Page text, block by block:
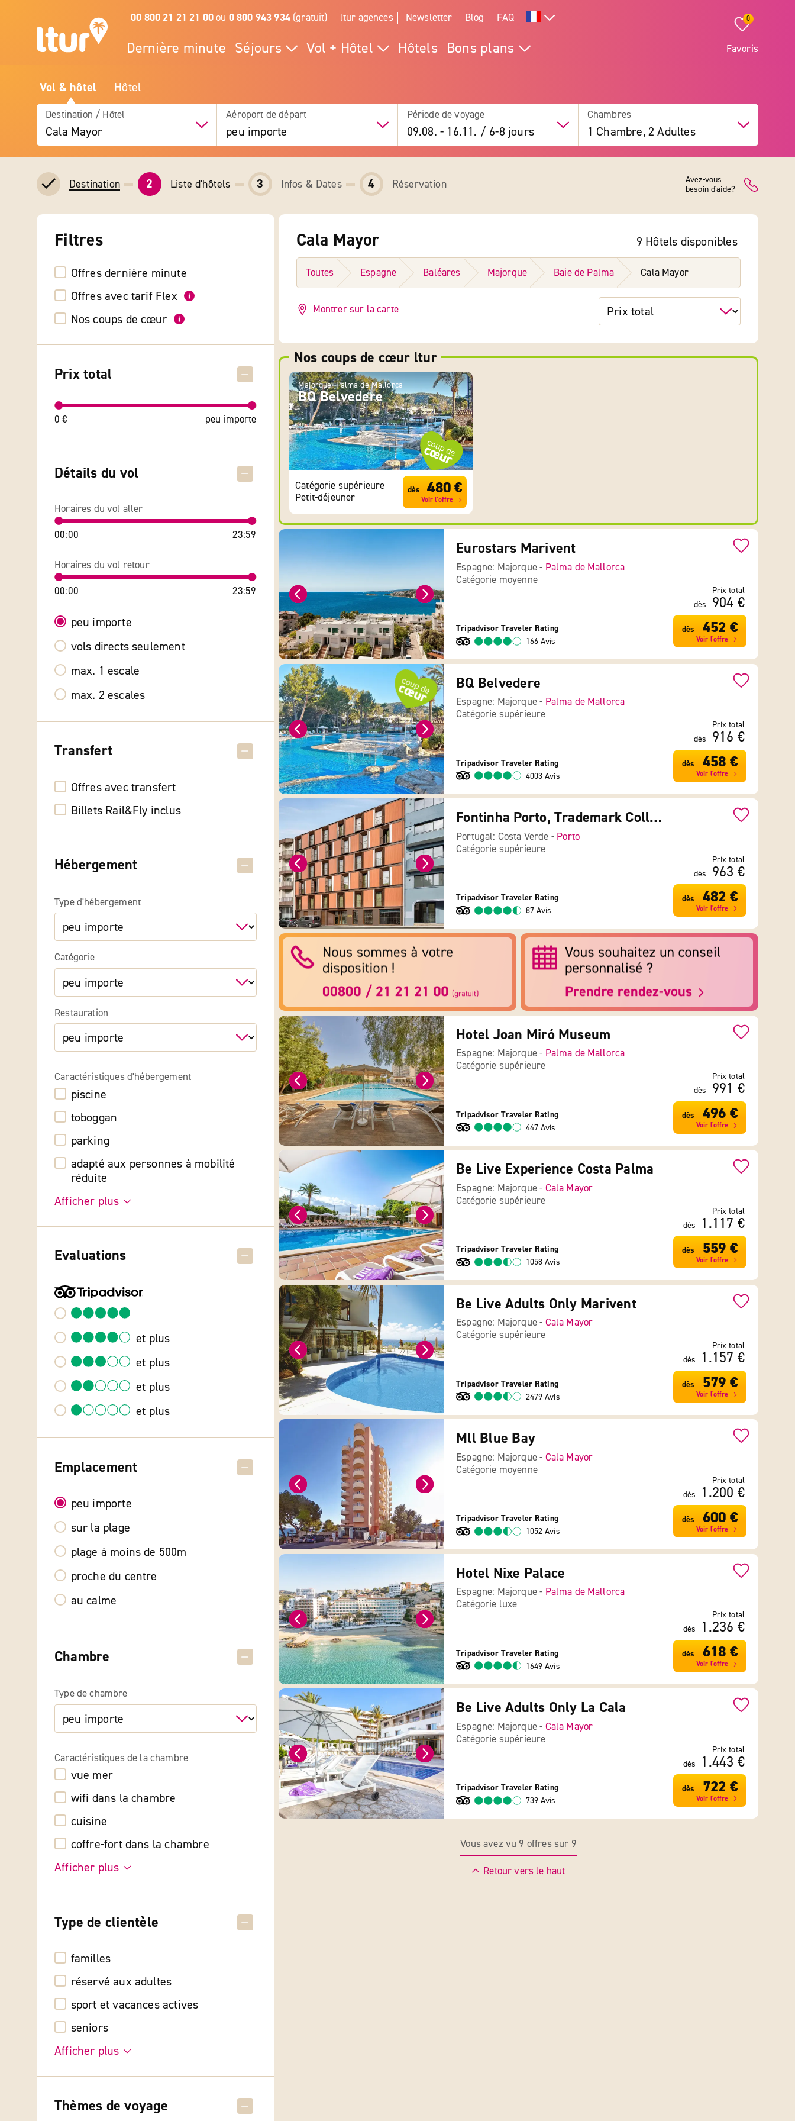
00 800 21 21 21 00ou 0 800 943 934(gratuit) ltur agences Newsletter Blog FAQ
Dernière minute Séjours Vol + Hôtel Hôtels Bons plans
0
Favoris
Vol & hôtel Hôtel
Destination / Hôtel
Cala Mayor
Aéroport de départ
peu importe
Période de voyage
09.08. - 16.11. / 6-8 jours
Chambres
1 Chambre, 2 Adultes
Destination 2 Liste d'hôtels 3 Infos & Dates 4 Réservation
Avez-vous
besoin d'aide?
Filtres
Offres dernière minute
Offres avec tarif Flex
Nos coups de cœur
Prix total
0 € peu importe
Détails du vol
Horaires du vol aller
00:00 23:59
Horaires du vol retour
00:00 23:59
peu importe
vols directs seulement
max. 1 escale
max. 2 escales
Transfert
Offres avec transfert
Billets Rail&Fly inclus
Hébergement
Type d'hébergement
Catégorie
Restauration
Caractéristiques d'hébergement
piscine
toboggan
parking
adapté aux personnes à mobilité
réduite
Afficher plus
Evaluations
et plus
et plus
et plus
et plus
Emplacement
peu importe
sur la plage
plage à moins de 500m
proche du centre
au calme
Chambre
Type de chambre
Caractéristiques de la chambre
vue mer
wifi dans la chambre
cuisine
coffre-fort dans la chambre
Afficher plus
Type de clientèle
familles
réservé aux adultes
sport et vacances actives
seniors
Afficher plus
Thèmes de voyage
Cala Mayor 9 Hôtels disponibles
Toutes Espagne Baléares Majorque Baie de Palma Cala Mayor
Montrer sur la carte
Nos coups de cœur ltur
Majorque, Palma de Mallorca
BQ Belvedere
Catégorie supérieure
Petit-déjeuner
dès 480 €
Voir l'offre
Eurostars Marivent
Espagne: Majorque - Palma de Mallorca
Catégorie moyenne
Tripadvisor Traveler Rating
166 Avis
Prix total
dès
904 €
dès 452 €
Voir l'offre
BQ Belvedere
Espagne: Majorque - Palma de Mallorca
Catégorie supérieure
Tripadvisor Traveler Rating
4003 Avis
Prix total
dès
916 €
dès 458 €
Voir l'offre
Fontinha Porto, Trademark Collection by Wyndham
Portugal: Costa Verde - Porto
Catégorie supérieure
Tripadvisor Traveler Rating
87 Avis
Prix total
dès
963 €
dès 482 €
Voir l'offre
Hotel Joan Miró Museum
Espagne: Majorque - Palma de Mallorca
Catégorie supérieure
Tripadvisor Traveler Rating
447 Avis
Prix total
dès
991 €
dès 496 €
Voir l'offre
Be Live Experience Costa Palma
Espagne: Majorque - Cala Mayor
Catégorie supérieure
Tripadvisor Traveler Rating
1058 Avis
Prix total
dès
1.117 €
dès 559 €
Voir l'offre
Be Live Adults Only Marivent
Espagne: Majorque - Cala Mayor
Catégorie supérieure
Tripadvisor Traveler Rating
2479 Avis
Prix total
dès
1.157 €
dès 579 €
Voir l'offre
Mll Blue Bay
Espagne: Majorque - Cala Mayor
Catégorie moyenne
Tripadvisor Traveler Rating
1052 Avis
Prix total
dès
1.200 €
dès 600 €
Voir l'offre
Hotel Nixe Palace
Espagne: Majorque - Palma de Mallorca
Catégorie luxe
Tripadvisor Traveler Rating
1649 Avis
Prix total
dès
1.236 €
dès 618 €
Voir l'offre
Be Live Adults Only La Cala
Espagne: Majorque - Cala Mayor
Catégorie supérieure
Tripadvisor Traveler Rating
739 Avis
Prix total
dès
1.443 €
dès 722 €
Voir l'offre
Vous avez vu 9 offres sur 9
Retour vers le haut